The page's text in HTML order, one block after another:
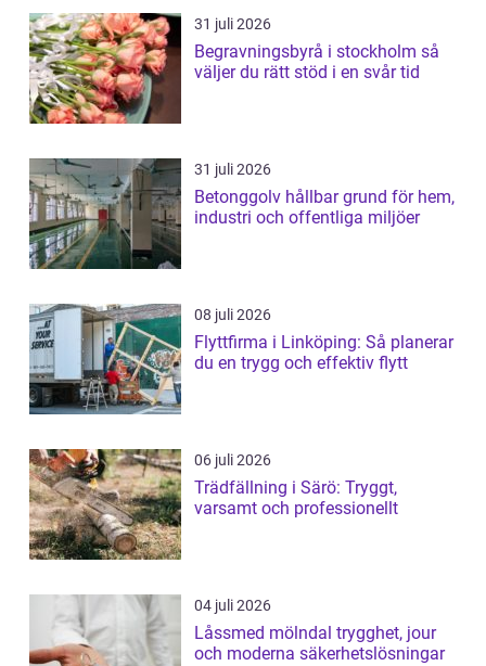
31 juli 2026
Begravningsbyrå i stockholm så
väljer du rätt stöd i en svår tid
31 juli 2026
Betonggolv hållbar grund för hem,
industri och offentliga miljöer
08 juli 2026
Flyttfirma i Linköping: Så planerar
du en trygg och effektiv flytt
06 juli 2026
Trädfällning i Särö: Tryggt,
varsamt och professionellt
04 juli 2026
Låssmed mölndal trygghet, jour
och moderna säkerhetslösningar